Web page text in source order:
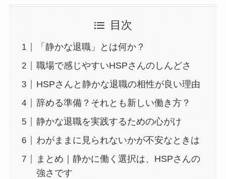
目次
「静かな退職」とは何か？
職場で感じやすいHSPさんのしんどさ
HSPさんと静かな退職の相性が良い理由
辞める準備？それとも新しい働き方？
静かな退職を実践するための心がけ
わがままに見られないかが不安なときは
まとめ｜静かに働く選択は、HSPさんの
強さです